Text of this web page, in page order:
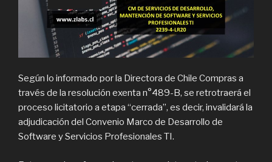
Según lo informado por la Directora de Chile Compras a
través de la resolución exenta n°489-B, se retrotraerá el
proceso licitatorio a etapa “cerrada”, es decir, invalidará la
adjudicación del Convenio Marco de Desarrollo de
Software y Servicios Profesionales TI.